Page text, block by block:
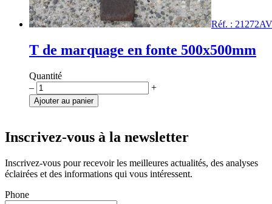
Réf. : 21272AV
T de marquage en fonte 500x500mm
Quantité
quantité
de
T
marquage
en
500x500mm
– +
Ajouter au panier
Inscrivez-vous à la newsletter
Inscrivez-vous pour recevoir les meilleures actualités, des analyses
éclairées et des informations qui vous intéressent.
Phone